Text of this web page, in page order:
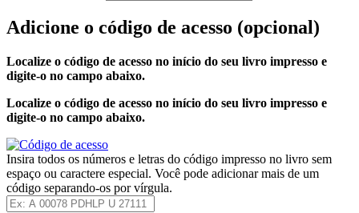
Adicione o código de acesso (opcional)
Localize o código de acesso no início do seu livro impresso e
digite-o no campo abaixo.
Localize o código de acesso no início do seu livro impresso e
digite-o no campo abaixo.
Insira todos os números e letras do código impresso no livro sem
espaço ou caractere especial. Você pode adicionar mais de um
código separando-os por vírgula.